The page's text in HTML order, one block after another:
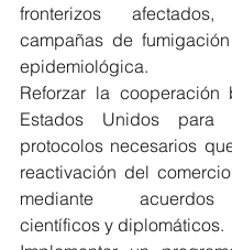
fronterizos afectados,
campañas de
epidemiológica.
Reforzar la cooperación
Estados Unidos para
protocolos necesarios
reactivación del
mediante
científicos y diplomáticos.